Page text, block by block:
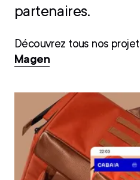
partenaires.
Découvrez tous nos
Consulting & Branding